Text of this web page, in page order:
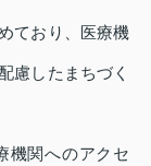
ており、医療機
慮したまちづく
機関へのアクセ